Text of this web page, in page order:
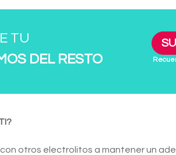
TU
DEL RESTO
otros electrolitos a mantener un